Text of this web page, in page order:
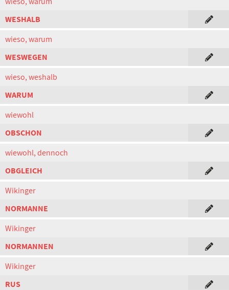
WESHALB
wieso, warum
WESWEGEN
wieso, weshalb
WARUM
wiewohl
OBSCHON
wiewohl, dennoch
OBGLEICH
Wikinger
NORMANNE
Wikinger
NORMANNEN
Wikinger
RUS